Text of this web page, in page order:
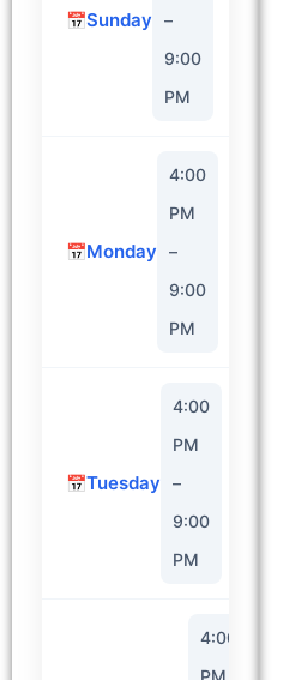
Sunday
–
9:00
PM
Monday
4:00
PM
–
9:00
PM
Tuesday
4:00
PM
–
9:00
PM
4:00